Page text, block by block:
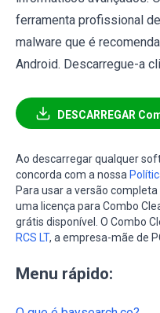
ferramenta profissional
malware que é
Android. Descarregue-a
DESCARREGAR
Ao descarregar qualquer
concorda com a nossa
Para usar a versão
uma licença para Combo
grátis disponível. O Combo
RCS LT, a empresa-mãe de
Menu rápido: